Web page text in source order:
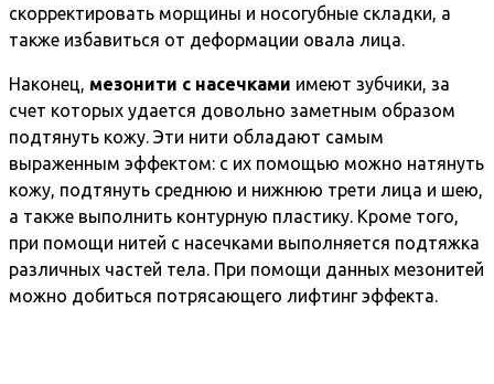
скорректировать морщины и носогубные складки, а
также избавиться от деформации овала лица.
Наконец, мезонити с насечками имеют зубчики, за
счет которых удается довольно заметным образом
подтянуть кожу. Эти нити обладают самым
выраженным эффектом: с их помощью можно натянуть
кожу, подтянуть среднюю и нижнюю трети лица и шею,
а также выполнить контурную пластику. Кроме того,
при помощи нитей с насечками выполняется подтяжка
различных частей тела. При помощи данных мезонитей
можно добиться потрясающего лифтинг эффекта.